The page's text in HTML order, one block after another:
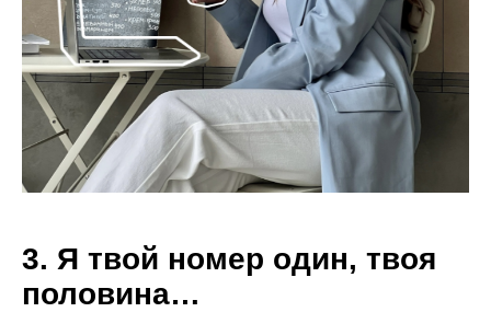
3. Я твой номер один, твоя
половина…